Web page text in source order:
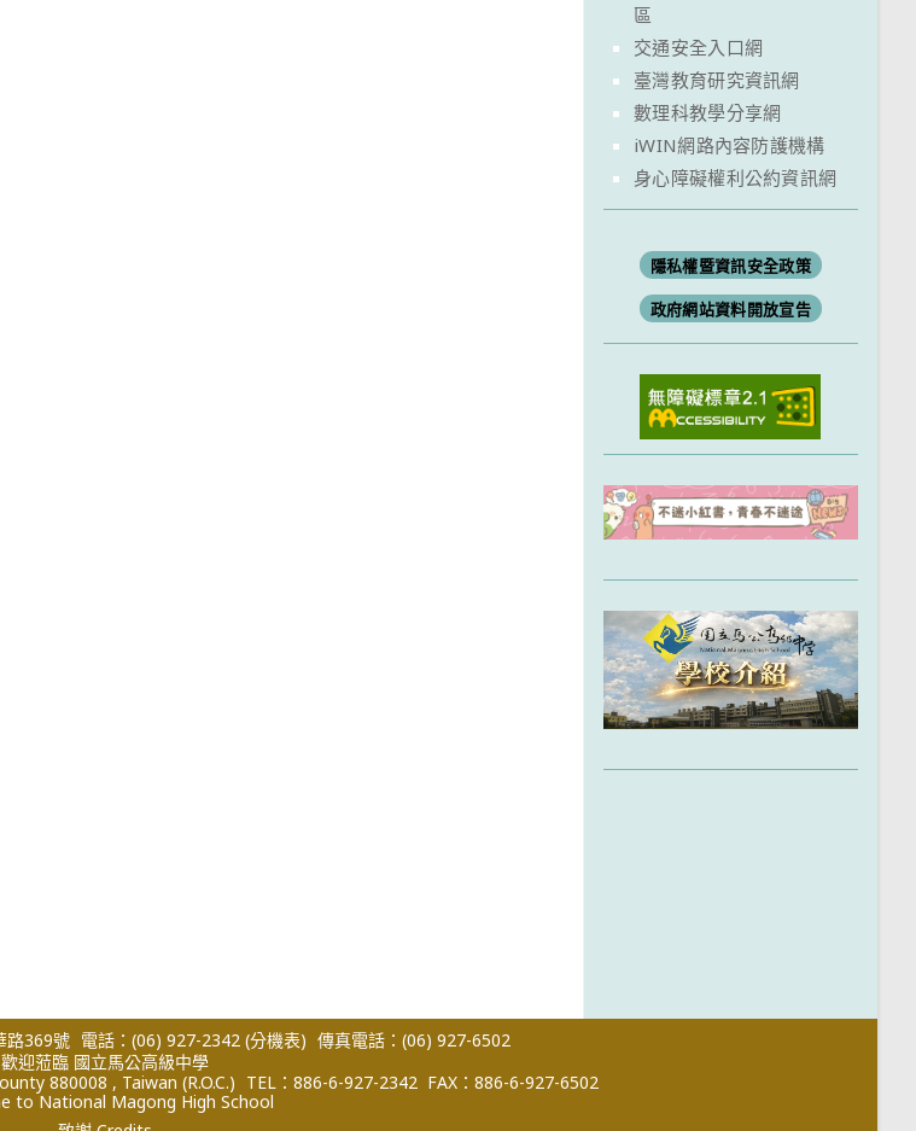
區
交通安全入口網
臺灣教育研究資訊網
數理科教學分享網
iWIN網路內容防護機構
身心障礙權利公約資訊網
隱私權暨資訊安全政策
政府網站資料開放宣告
路369號 電話：(06) 927-2342 (分機表) 傳真電話：(06) 927-6502
歡迎蒞臨 國立馬公高級中學
880008 , Taiwan (R.O.C.) TEL：886-6-927-2342 FAX：886-6-927-6502
to National Magong High School